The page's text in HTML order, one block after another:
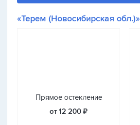
«Терем (Новосибирская обл.)»
Прямое остекление
от 12 200 ₽